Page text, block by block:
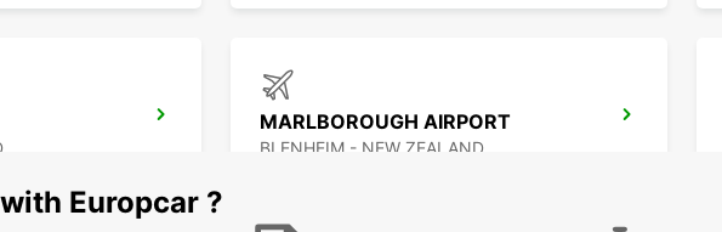
MARLBOROUGH AIRPORT
BLENHEIM - NEW ZEALAND
Europcar ?